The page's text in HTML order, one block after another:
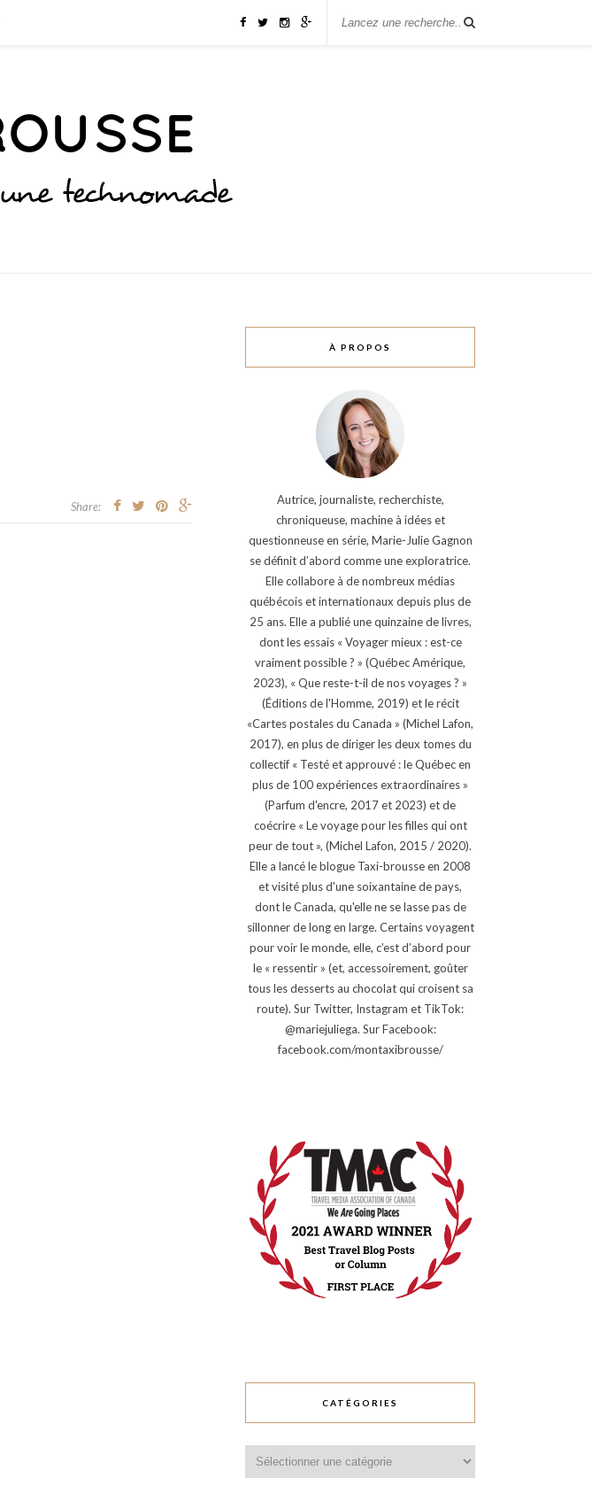
Share:
À PROPOS
Autrice, journaliste, recherchiste,
chroniqueuse, machine à idées et
questionneuse en série, Marie-Julie Gagnon
se définit d’abord comme une exploratrice.
Elle collabore à de nombreux médias
québécois et internationaux depuis plus de
25 ans. Elle a publié une quinzaine de livres,
dont les essais « Voyager mieux : est-ce
vraiment possible ? » (Québec Amérique,
2023), « Que reste-t-il de nos voyages ? »
(Éditions de l'Homme, 2019) et le récit
«Cartes postales du Canada » (Michel Lafon,
2017), en plus de diriger les deux tomes du
collectif « Testé et approuvé : le Québec en
plus de 100 expériences extraordinaires »
(Parfum d'encre, 2017 et 2023) et de
coécrire « Le voyage pour les filles qui ont
peur de tout », (Michel Lafon, 2015 / 2020).
Elle a lancé le blogue Taxi-brousse en 2008
et visité plus d'une soixantaine de pays,
dont le Canada, qu'elle ne se lasse pas de
sillonner de long en large. Certains voyagent
pour voir le monde, elle, c’est d’abord pour
le « ressentir » (et, accessoirement, goûter
tous les desserts au chocolat qui croisent sa
route). Sur Twitter, Instagram et TikTok:
@mariejuliega. Sur Facebook:
facebook.com/montaxibrousse/
CATÉGORIES